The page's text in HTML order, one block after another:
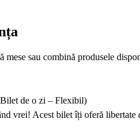
mese sau combină produsele
de o zi – Flexibil)
vrei! Acest bilet îți oferă libertate